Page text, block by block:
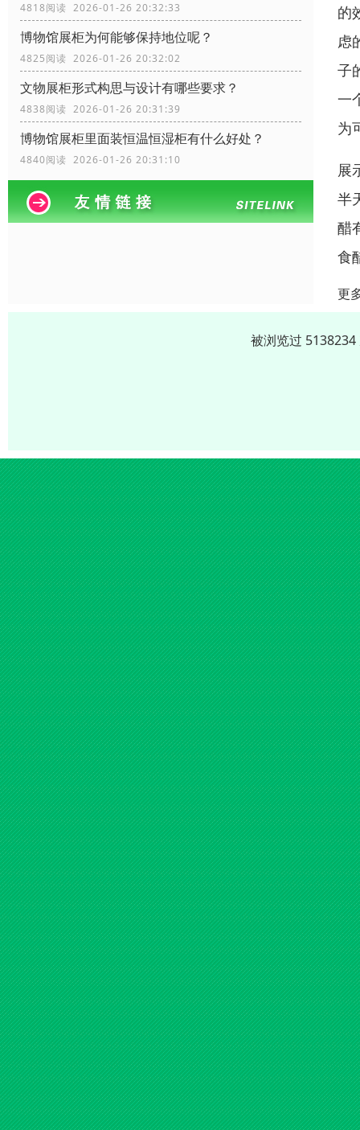
4818阅读 2026-01-26 20:32:33
博物馆展柜为何能够保持地位呢？
4825阅读 2026-01-26 20:32:02
文物展柜形式构思与设计有哪些要求？
4838阅读 2026-01-26 20:31:39
博物馆展柜里面装恒温恒湿柜有什么好处？
4840阅读 2026-01-26 20:31:10
的
虑
子
一
为
展
半
醋
食
更
被浏览过